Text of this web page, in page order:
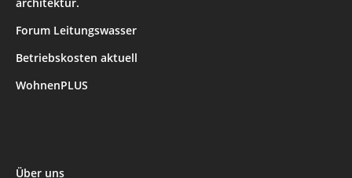
Forum Leitungswasser
Betriebskosten aktuell
WohnenPLUS
Über uns